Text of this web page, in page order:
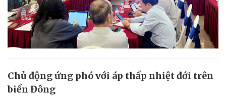
Chủ động ứng phó với áp thấp nhiệt đới trên
biển Đông